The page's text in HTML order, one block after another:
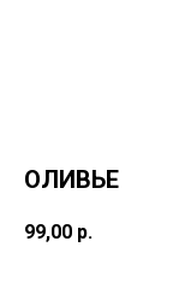
ОЛИВЬЕ
99,00 р.